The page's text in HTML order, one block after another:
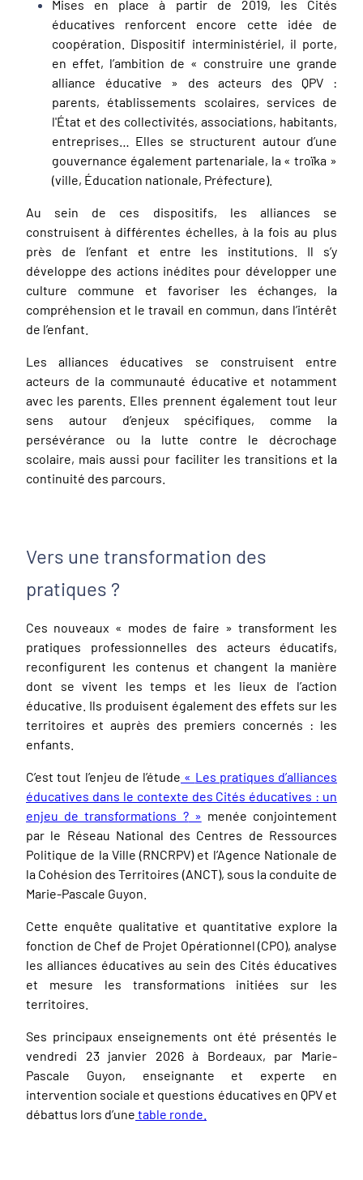
Mises en place à partir de 2019, les Cités
éducatives renforcent encore cette idée de
coopération. Dispositif interministériel, il porte,
en effet, l’ambition de « construire une grande
alliance éducative » des acteurs des QPV :
parents, établissements scolaires, services de
l'État et des collectivités, associations, habitants,
entreprises… Elles se structurent autour d’une
gouvernance également partenariale, la « troïka »
(ville, Éducation nationale, Préfecture).
Au sein de ces dispositifs, les alliances se
construisent à différentes échelles, à la fois au plus
près de l’enfant et entre les institutions. Il s’y
développe des actions inédites pour développer une
culture commune et favoriser les échanges, la
compréhension et le travail en commun, dans l’intérêt
de l’enfant.
Les alliances éducatives se construisent entre
acteurs de la communauté éducative et notamment
avec les parents. Elles prennent également tout leur
sens autour d’enjeux spécifiques, comme la
persévérance ou la lutte contre le décrochage
scolaire, mais aussi pour faciliter les transitions et la
continuité des parcours.
Vers une transformation des
pratiques ?
Ces nouveaux « modes de faire » transforment les
pratiques professionnelles des acteurs éducatifs,
reconfigurent les contenus et changent la manière
dont se vivent les temps et les lieux de l’action
éducative. Ils produisent également des effets sur les
territoires et auprès des premiers concernés : les
enfants.
C’est tout l’enjeu de l’étude « Les pratiques d’alliances
éducatives dans le contexte des Cités éducatives : un
enjeu de transformations ?» menée conjointement
par le Réseau National des Centres de Ressources
Politique de la Ville (RNCRPV) et l’Agence Nationale de
la Cohésion des Territoires (ANCT), sous la conduite de
Marie-Pascale Guyon.
Cette enquête qualitative et quantitative explore la
fonction de Chef de Projet Opérationnel (CPO), analyse
les alliances éducatives au sein des Cités éducatives
et mesure les transformations initiées sur les
territoires.
Ses principaux enseignements ont été présentés le
vendredi 23 janvier 2026 à Bordeaux, par Marie-
Pascale Guyon, enseignante et experte en
intervention sociale et questions éducatives en QPV et
débattus lors d’une table ronde.